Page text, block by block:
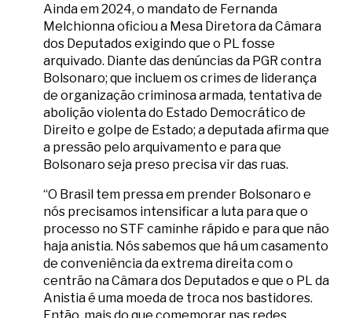
Ainda em 2024, o mandato de Fernanda
Melchionna oficiou a Mesa Diretora da Câmara
dos Deputados exigindo que o PL fosse
arquivado. Diante das denúncias da PGR contra
Bolsonaro; que incluem os crimes de liderança
de organização criminosa armada, tentativa de
abolição violenta do Estado Democrático de
Direito e golpe de Estado; a deputada afirma que
a pressão pelo arquivamento e para que
Bolsonaro seja preso precisa vir das ruas.
“O Brasil tem pressa em prender Bolsonaro e
nós precisamos intensificar a luta para que o
processo no STF caminhe rápido e para que não
haja anistia. Nós sabemos que há um casamento
de conveniência da extrema direita com o
centrão na Câmara dos Deputados e que o PL da
Anistia é uma moeda de troca nos bastidores.